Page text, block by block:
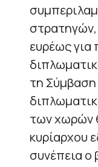
στρατηγών,
ευρέως για
τη Σύμβαση
των χωρών
κυρίαρχου
συνέπεια ο